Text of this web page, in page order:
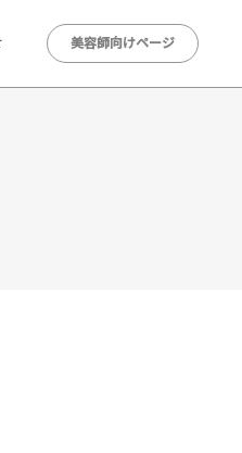
美容師向けページ